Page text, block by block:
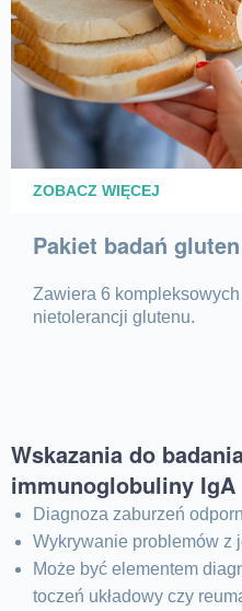
ZOBACZ WIĘCEJ
Pakiet badań gluten
Zawiera 6
nietolerancji glutenu.
Wskazania do
immunoglobuliny IgA
Diagnoza zaburzeń
Wykrywanie problemów z
Może być elementem
toczeń układowy czy